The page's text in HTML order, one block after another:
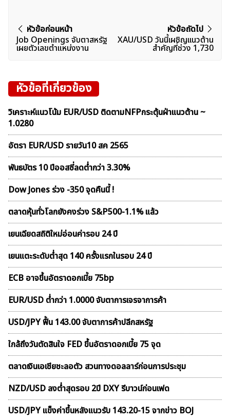
แนะแนว
เรื่อง
หัวข้อก่อนหน้า
Job Openings จับตาสหรัฐ
เผยตัวเลขตำแหน่งงาน
หัวข้อถัดไป
XAU/USD วันนี้เผชิญเเนวต้าน
สำคัญที่ช่วง 1,730
หัวข้อที่เกี่ยวข้อง
วิเคราะห์แนวโน้ม EUR/USD ติดตามNFPกระตุ้นฝ่าแนวต้าน ~
1.0280
อัตรา EUR/USD รายวัน10 สค 2565
พันธบัตร 10 ปีออสซี่ลดต่ำกว่า 3.30%
Dow Jones ร่วง -350 จุดคืนนี้ !
ตลาดหุ้นทั่วโลกยังคงร่วง S&P500-1.1% แล้ว
เยนเฉียดสถิติใหม่อ่อนค่ารอบ 24 ปี
เยนแตะระดับต่ำสุด 140 ครั้งแรกในรอบ 24 ปี
ECB อาจขึ้นอัตราดอกเบี้ย 75bp
EUR/USD ต่ำกว่า 1.0000 จับตาการเจรจาการค้า
USD/JPY ฟื้น 143.00 จับตาการค้าปลีกสหรัฐ
ใกล้ถึงวันตัดสินใจ FED ขึ้นอัตราดอกเบี้ย 75 จุด
ตลาดเงินเอเชียชะลอตัว สวนทางดอลลาร์ก่อนการประชุม
NZD/USD ลงต่ำสุดรอบ 2ปี DXY รีบาวน์ก่อนเฟด
USD/JPY แข็งค่าขึ้นหลังแนวรับ 143.20-15 จากข่าว BOJ